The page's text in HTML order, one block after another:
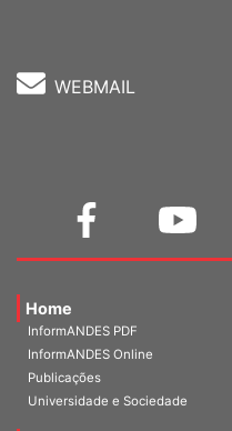
WEBMAIL
Home
InformANDES PDF
InformANDES Online
Publicações
Universidade e Sociedade